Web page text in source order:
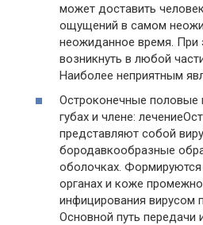
может доставить
ощущений в самом
неожиданное время. При
возникнуть в любой
Наиболее неприятным
Остроконечные
губах и члене:
представляют собой
бородавкообразные
оболочках.
органах и коже
инфицирования вирусом
Основной путь передачи